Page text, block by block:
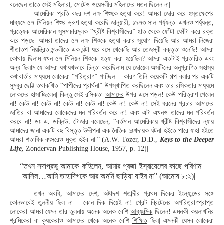
বলেছেন তাতে সেই মহিলারা, মোটেও ওয়েসলীর মহিলাদের মতন ছিলেন না|
আমেরিকা প্রতি বছর দশ লক্ষ শিশুকে হত্যা করে! আমরা জোর করে হস্তক্ষেপের
মাধ্যমে ৫৭ মিলিয়ন শিশুর ভ্রূণ হত্যা করেছি জানুয়ারী, ১৯৭৩ সাল পর্য্যন্ত| এখনও পর্য্যন্ত,
প্রত্যেক আমেরিকান সুসমাচারমূলক “খ্রীষ্ট বিশ্বাসীদের” হাত থেকে ফোঁটা ফোঁটা করে রক্ত
ঝরে পড়ছে| আমরা তাদের ৫৭ লক্ষ শিশুকে হত্যা করার সুযোগ দিয়েছি আর আমরা নিজেরা
শীতাতপ নিয়ন্ত্রিত মন্ডলীতে এক ঘন্টা ধরে বসে থেকেছি আর তেজস্বী বক্তৃতা শুনেছি! আমরা
কোথায় ছিলাম যখন ৫৭ মিলিয়ন শিশুকে হত্যা করা হয়েছিল? আমরা এতটাই প্রতারিত এবং
অন্ধ ছিলাম যে আমরা যথাযথভাবে চিন্তা করেছিলাম যে জোয়েল অসটিনের অনুপ্রাণিত সহাস্য
কথাবার্তার মাধ্যমে লোকেরা “পরিত্রাণ” পাচ্ছিল – কারণ তিনি কয়েকটি গল্প বলার পর একটি
সুমধুর ছোট্ট তথাকথিত “পাপীদের প্রার্থনা” উপস্থাপিত করছিলেন এবং তার রসিকতার মাধ্যমে
লোকদের হাসাচ্ছিলেন| কিন্তু সেই রসিকতা আমাদেরউপর এসে পড়ল! কেউ পরিত্রাণ পেলেন
না! কেউ না! কেউ না! কেউ না! কেউ না! কেউ না! কেউ না! সেই ধরনের প্রচার আমাদের
জাতির বা আমাদের লোকেদের মন পরিবর্তন করে না! এবং এটা এখনও তাদের মন পরিবর্তন
করবে না! ডঃ এ. ডব্লিউ. টোজার বলেছেন, “বর্তমান আমেরিকায় খ্রীষ্ট বিশ্বাসীদের ন্যায়
আমাদের জানা একটি বহু বিস্তৃত উদ্দীপনা এক নৈতিক দুঃখদায়ক ঘটনা হইতে পারে যাহা হইতে
আমরা শতাধিক বৎসরেও মুক্ত হইব না|” (A.W. Tozer, D.D., Keys to the Deeper
Life, Zondervan Publishing House, 1957, p. 12)|
“তখন সদাপ্রভু আমাকে কহিলেন, আমার প্রজা ইস্রায়েলের কাছে পরিণাম
আসিল…আমি তাহাদিগকে আর অমনি ছাড়িয়া যাইব না” (আমোষ ৮:২)|
তখন অবধি, আমাদের দেশ, অষ্টাদশ শতাব্দীর প্রথম দিকের ইংল্যান্ডের সঙ্গে
কোনভাবেই তুলনীয় ছিল না – কোন দিক দিয়েই না! গ্রেট ব্রিটেনের অপরিত্রাণপ্রাপ্ত
লোকেরা আমরা যেমন তার তুলনায় অনেক অনেক বেশিআধ্যাত্মিক ছিলেন! এমনকী কয়লাখনির
শ্রমিকেরা বা কৃষকেরাও আমাদের থেকে অনেক বেশি শিক্ষিতছিল| এমনকী যেসব লোকেরা